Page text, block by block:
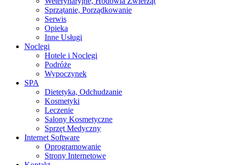
Sprzątanie, Porządkowanie
Serwis
Opieka
Inne Usługi
Noclegi
Hotele i Noclegi
Podróże
Wypoczynek
SPA
Dietetyka, Odchudzanie
Kosmetyki
Leczenie
Salony Kosmetyczne
Sprzęt Medyczny
Internet Software
Oprogramowanie
Strony Internetowe